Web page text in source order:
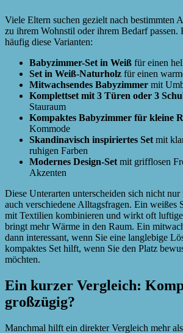
Viele Eltern suchen gezielt nach bestimmten
zu ihrem Wohnstil oder ihrem Bedarf passen.
häufig diese Varianten:
Babyzimmer-Set in Weiß für einen
Set in Weiß-Naturholz für einen
Mitwachsendes Babyzimmer mit
Komplettset mit 3 Türen oder 3
Stauraum
Kompaktes Babyzimmer für kleine
Kommode
Skandinavisch inspiriertes Set mit
ruhigen Farben
Modernes Design-Set mit grifflosen
Akzenten
Diese Unterarten unterscheiden sich nicht
auch verschiedene Alltagsfragen. Ein weißes
mit Textilien kombinieren und wirkt oft
bringt mehr Wärme in den Raum. Ein
dann interessant, wenn Sie eine langlebige
kompaktes Set hilft, wenn Sie den Platz
möchten.
Ein kurzer Vergleich:
großzügig?
Manchmal hilft ein direkter Vergleich mehr